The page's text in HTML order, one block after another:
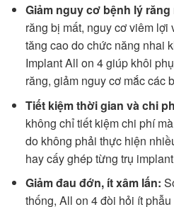
Giảm nguy cơ bệnh lý
răng bị mất, nguy cơ viêm
tăng cao do chức năng nhai
Implant All on 4 giúp khôi
răng, giảm nguy cơ mắc các
Tiết kiệm thời gian và chi
không chỉ tiết kiệm chi phí
do không phải thực hiện
hay cấy ghép từng trụ
Giảm đau đớn, ít xâm lấn:
thống, All on 4 đòi hỏi ít